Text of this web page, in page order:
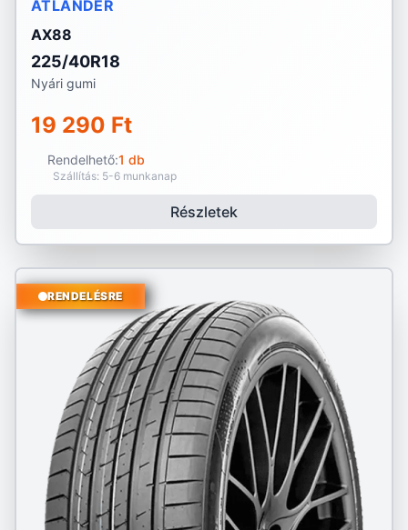
ATLANDER
AX88
225/40R18
Nyári gumi
19 290 Ft
Rendelhető:1 db
Szállítás: 5-6 munkanap
Részletek
RENDELÉSRE